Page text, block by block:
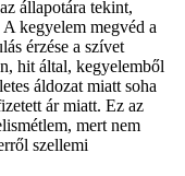
állapotára tekint,
kegyelem megvéd a
érzése a szívet
hit által, kegyelemből
áldozat miatt soha
ár miatt. Ez az
mert nem
szellemi